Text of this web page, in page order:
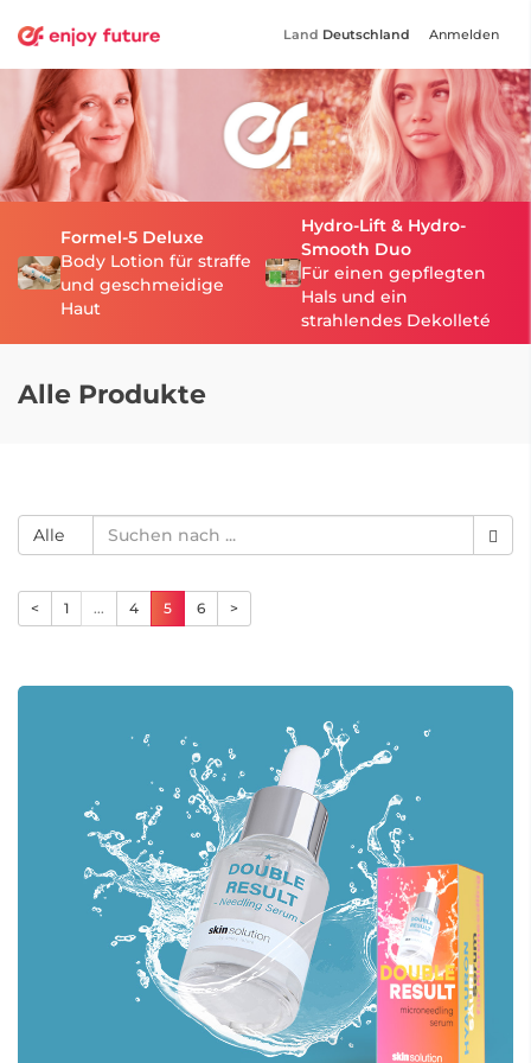
Land Deutschland Anmelden
Formel-5 Deluxe
Body Lotion für straffe
und geschmeidige
Haut
Hydro-Lift & Hydro-
Smooth Duo
Für einen gepflegten
Hals und ein
strahlendes Dekolleté
Alle Produkte
Alle
< 1 ... 4 5 6 >